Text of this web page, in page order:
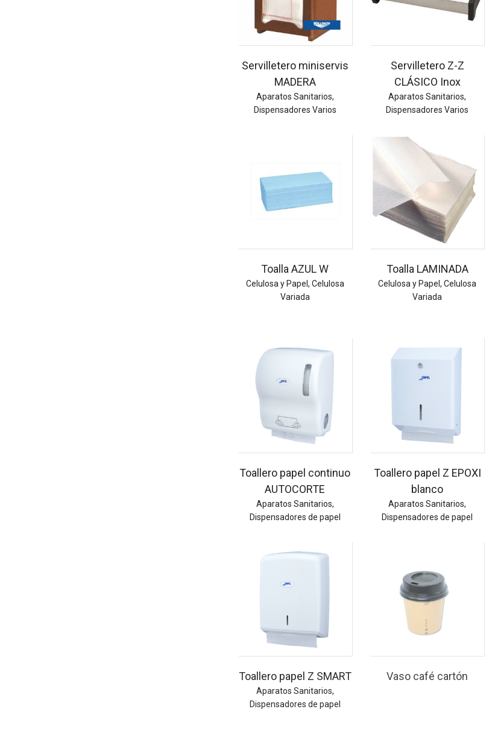
Servilletero miniservis
MADERA
Aparatos Sanitarios,
Dispensadores Varios
Servilletero Z-Z
CLÁSICO Inox
Aparatos Sanitarios,
Dispensadores Varios
Toalla AZUL W
Celulosa y Papel , Celulosa
Variada
Toalla LAMINADA
Celulosa y Papel,Celulosa
Variada
Toallero papel continuo
AUTOCORTE
Aparatos Sanitarios,
Dispensadores de papel
Toallero papel Z EPOXI
blanco
Aparatos Sanitarios,
Dispensadores de papel
Toallero papel Z SMART
Aparatos Sanitarios,
Dispensadores de papel
Vaso café cartón